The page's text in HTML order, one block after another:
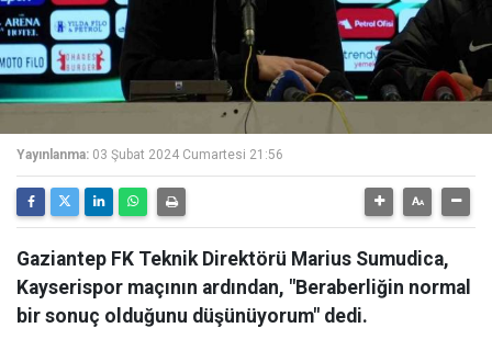
Yayınlanma: 03 Şubat 2024 Cumartesi 21:56
Gaziantep FK Teknik Direktörü Marius Sumudica,
Kayserispor maçının ardından, "Beraberliğin normal
bir sonuç olduğunu düşünüyorum" dedi.